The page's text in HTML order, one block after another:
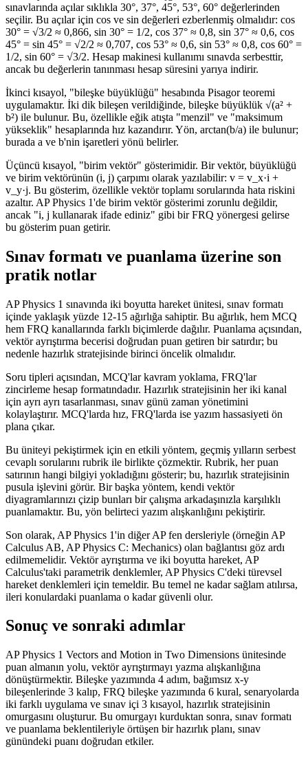
sınavlarında açılar sıklıkla 30°, 37°, 45°, 53°, 60° değerlerinden
seçilir. Bu açılar için cos ve sin değerleri ezberlenmiş olmalıdır: cos
30° = √3/2 ≈ 0,866, sin 30° = 1/2, cos 37° ≈ 0,8, sin 37° ≈ 0,6, cos
45° = sin 45° = √2/2 ≈ 0,707, cos 53° ≈ 0,6, sin 53° ≈ 0,8, cos 60° =
1/2, sin 60° = √3/2. Hesap makinesi kullanımı sınavda serbesttir,
ancak bu değerlerin tanınması hesap süresini yarıya indirir.
İkinci kısayol, "bileşke büyüklüğü" hesabında Pisagor teoremi
uygulamaktır. İki dik bileşen verildiğinde, bileşke büyüklük √(a² +
b²) ile bulunur. Bu, özellikle eğik atışta "menzil" ve "maksimum
yükseklik" hesaplarında hız kazandırır. Yön, arctan(b/a) ile bulunur;
burada a ve b'nin işaretleri yönü belirler.
Üçüncü kısayol, "birim vektör" gösterimidir. Bir vektör, büyüklüğü
ve birim vektörünün (i, j) çarpımı olarak yazılabilir: v = v_x·i +
v_y·j. Bu gösterim, özellikle vektör toplamı sorularında hata riskini
azaltır. AP Physics 1'de birim vektör gösterimi zorunlu değildir,
ancak "i, j kullanarak ifade ediniz" gibi bir FRQ yönergesi gelirse
bu gösterim puan getirir.
Sınav formatı ve puanlama üzerine son
pratik notlar
AP Physics 1 sınavında iki boyutta hareket ünitesi, sınav formatı
içinde yaklaşık yüzde 12-15 ağırlığa sahiptir. Bu ağırlık, hem MCQ
hem FRQ kanallarında farklı biçimlerde dağılır. Puanlama açısından,
vektör ayrıştırma becerisi doğrudan puan getiren bir satırdır; bu
nedenle hazırlık stratejisinde birinci öncelik olmalıdır.
Soru tipleri açısından, MCQ'lar kavram yoklama, FRQ'lar
zincirleme hesap formatındadır. Hazırlık stratejisinin her iki kanal
için ayrı ayrı tasarlanması, sınav günü zaman yönetimini
kolaylaştırır. MCQ'larda hız, FRQ'larda ise yazım hassasiyeti ön
plana çıkar.
Bu üniteyi pekiştirmek için en etkili yöntem, geçmiş yılların serbest
cevaplı sorularını rubrik ile birlikte çözmektir. Rubrik, her puan
satırının hangi bilgiyi yokladığını gösterir; bu, hazırlık stratejisinin
pusula işlevini görür. Bir başka yöntem, kendi vektör
diyagramlarınızı çizip bunları bir çalışma arkadaşınızla karşılıklı
puanlamaktır. Bu, yön belirteci yazım alışkanlığını pekiştirir.
Son olarak, AP Physics 1'in diğer AP fen dersleriyle (örneğin AP
Calculus AB, AP Physics C: Mechanics) olan bağlantısı göz ardı
edilmemelidir. Vektör ayrıştırma ve iki boyutta hareket, AP
Calculus'taki parametrik denklemler, AP Physics C'deki türevsel
hareket denklemleri için temeldir. Bu temel ne kadar sağlam atılırsa,
ileri konulardaki puanlama o kadar güvenli olur.
Sonuç ve sonraki adımlar
AP Physics 1 Vectors and Motion in Two Dimensions ünitesinde
puan almanın yolu, vektör ayrıştırmayı yazma alışkanlığına
dönüştürmektir. Bileşke yazımında 4 adım, bağımsız x-y
bileşenlerinde 3 kalıp, FRQ bileşke yazımında 6 kural, senaryolarda
iki farklı uygulama ve sınav içi 3 kısayol, hazırlık stratejisinin
omurgasını oluşturur. Bu omurgayı kurduktan sonra, sınav formatı
ve puanlama beklentileriyle örtüşen bir hazırlık planı, sınav
günündeki puanı doğrudan etkiler.